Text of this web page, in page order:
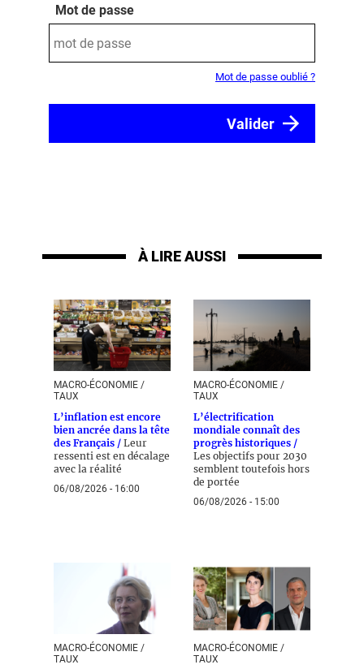
Mot de passe
Mot de passe oublié ?
À LIRE AUSSI
MACRO-ÉCONOMIE /
TAUX
L’inflation est encore
bien ancrée dans la tête
des Français / Leur
ressenti est en décalage
avec la réalité
06/08/2026 - 16:00
MACRO-ÉCONOMIE /
TAUX
L’électrification
mondiale connaît des
progrès historiques /
Les objectifs pour 2030
semblent toutefois hors
de portée
06/08/2026 - 15:00
MACRO-ÉCONOMIE /
TAUX
MACRO-ÉCONOMIE /
TAUX